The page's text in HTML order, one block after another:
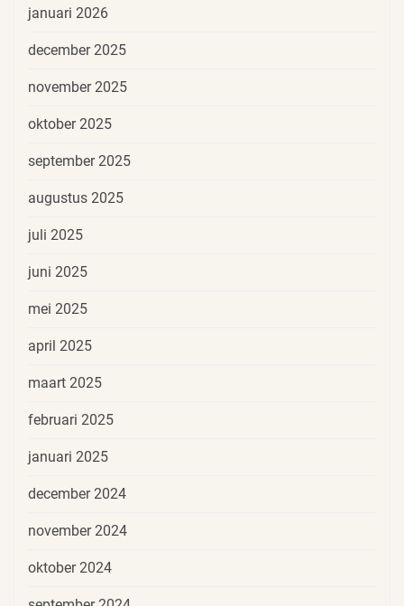
januari 2026
december 2025
november 2025
oktober 2025
september 2025
augustus 2025
juli 2025
juni 2025
mei 2025
april 2025
maart 2025
februari 2025
januari 2025
december 2024
november 2024
oktober 2024